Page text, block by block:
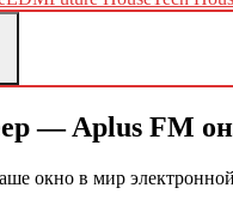
— Aplus FM
окно в мир